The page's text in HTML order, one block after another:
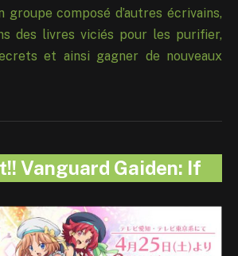
groupe composé d’autres écrivains,
des livres viciés pour les purifier,
et ainsi gagner de nouveaux
Vanguard Gaiden: If